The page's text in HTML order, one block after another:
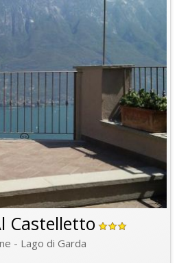
Castelletto
- Lago di Garda